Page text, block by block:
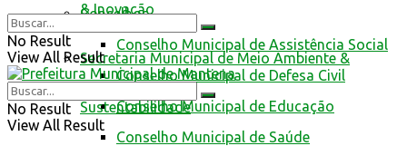
Conselhos
Conselho Municipal de Assistência Social
Conselho Municipal de Defesa Civil
Conselho Municipal de Educação
Conselho Municipal de Saúde
& Inovação
Secretaria Municipal de Meio Ambiente &
Sustentabilidade
No Result
View All Result
No Result
View All Result